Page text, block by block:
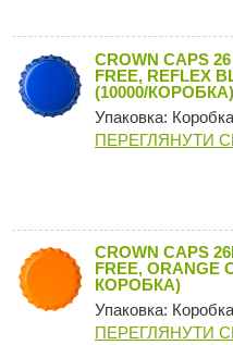
CROWN CAPS
FREE, REFLEX
(10000/КОРОБКА)
Упаковка: Коробка
ПЕРЕГЛЯНУТИ
CROWN CAPS
FREE, ORANGE
КОРОБКА)
Упаковка: Коробка
ПЕРЕГЛЯНУТИ